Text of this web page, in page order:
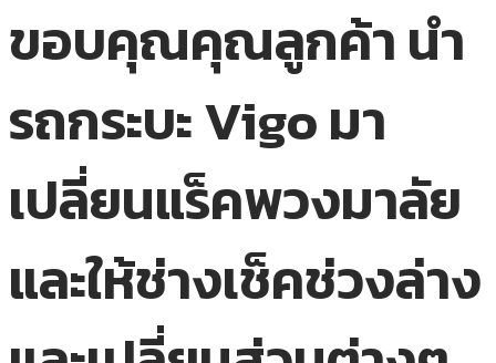
ขอบคุณคุณลูกค้า นำ
รถกระบะ Vigo มา
เปลี่ยนแร็คพวงมาลัย
และให้ช่างเช็คช่วงล่าง